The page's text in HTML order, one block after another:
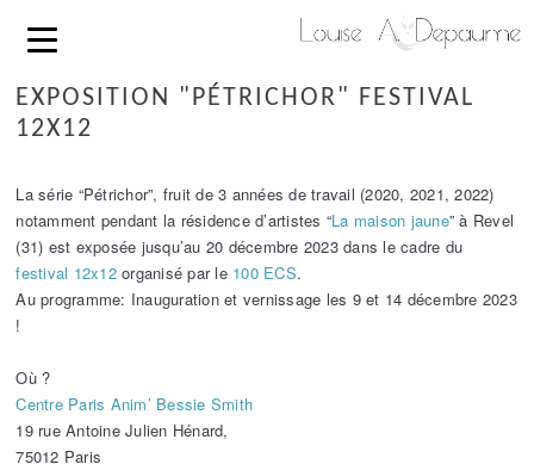
EXPOSITION "PÉTRICHOR" FESTIVAL
12X12
La série “Pétrichor”, fruit de 3 années de travail (2020, 2021, 2022)
notamment pendant la résidence d’artistes “La maison jaune” à Revel
(31) est exposée jusqu’au 20 décembre 2023 dans le cadre du
festival 12x12organisé par le 100 ECS.
Au programme: Inauguration et vernissage les 9 et 14 décembre 2023
!
Où ?
Centre Paris Anim’ Bessie Smith
19 rue Antoine Julien Hénard,
75012 Paris